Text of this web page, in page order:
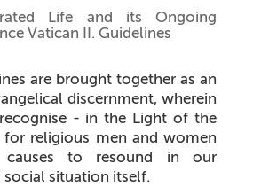
Life and its Ongoing
Vatican II. Guidelines
are brought together as an
discernment, wherein
- in the Light of the
religious men and women
to resound in our
social situation itself.